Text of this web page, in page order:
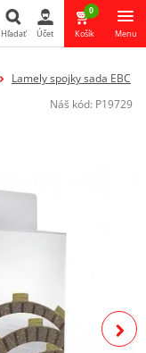
Hľadať
Hľadať Účet
0
Košík Menu
Lamely spojky sada EBC
Náš kód: P19729